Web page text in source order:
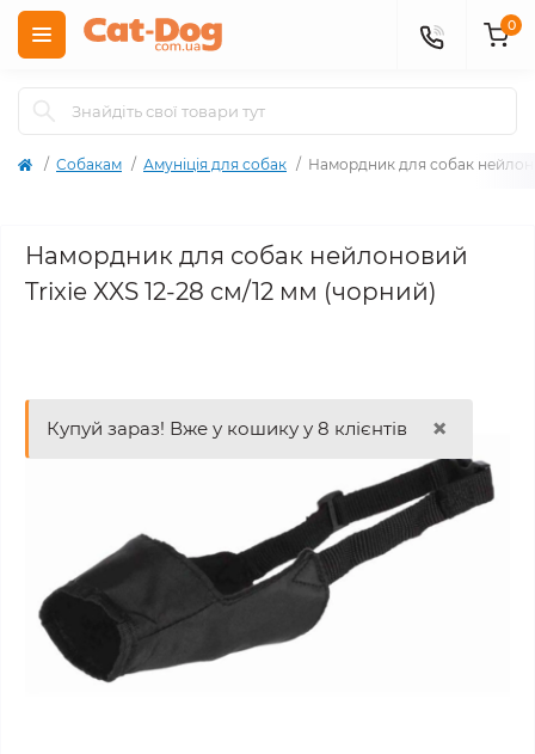
0
Собакам Амуніція для собак Намордник для собак
Намордник для собак нейлоновий
Trixie XXS 12-28 см/12 мм (чорний)
Купуй зараз! Вже у кошику у 8 клієнтів ×